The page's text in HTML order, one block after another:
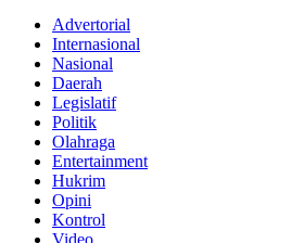
Advertorial
Internasional
Nasional
Daerah
Legislatif
Politik
Olahraga
Entertainment
Hukrim
Opini
Kontrol